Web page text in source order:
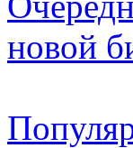
новой